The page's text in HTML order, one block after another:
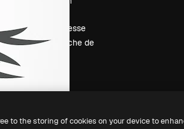
Salle de presse
À la recherche de
to the storing of cookies on your device to